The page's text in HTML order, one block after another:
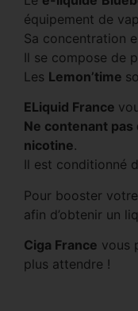
équipement de
Sa concentration
Il se compose de
Les Lemon’time
ELiquid France
Ne contenant pas
nicotine.
Il est conditionné
Pour booster votre
afin d’obtenir un
Ciga France vous
plus attendre !